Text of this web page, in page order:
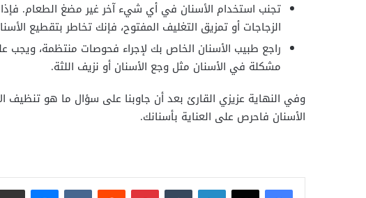
تجنب استخدام الأسنان في أي شيء آخر غير مضغ الطعام.
الزجاجات أو تمزيق التغليف المفتوح، فإنك تخاطر بتقطيع
راجع طبيب الأسنان الخاص بك لإجراء فحوصات منتظمة، ويجب
مشكلة في الأسنان مثل وجع الأسنان أو نزيف اللثة.
وفي النهاية عزيزي القارئ بعد أن جاوبنا على سؤال ما هو تنظيف
الأسنان فاحرص على العناية بأسنانك.
فيسبوكX لينكدإن بينتيريست ماسنجر